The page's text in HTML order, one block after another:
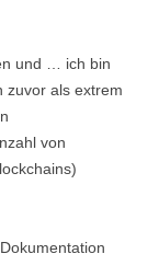
und … ich bin
zuvor als extrem
von